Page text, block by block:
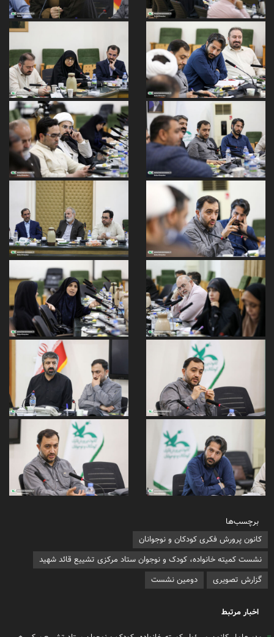
برچسب‌ها
کانون پرورش فکری کودکان و نوجوانان
نشست کمیته خانواده، کودک و نوجوان ستاد مرکزی تشییع قائد شهید
گزارش تصویری
دومین نشست
اخبار مرتبط